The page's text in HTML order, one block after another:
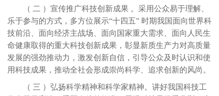
（ 二 ）宣传推广科技创新成果 。采用公众易于理解、
乐于参与的方式，多方位展示“十四五” 时期我国面向世界科
技前沿、面向经济主战场、面向国家重大需求、面向人民生
命健康取得的重大科技创新成果，彰显新质生产力对高质量
发展的强劲推动力，激发创新自信，引导公众及时认识和使
用科技成果，推动全社会形成崇尚科学、追求创新的风尚。
（ 三 ）弘扬科学精神和科学家精神。讲好我国科技工